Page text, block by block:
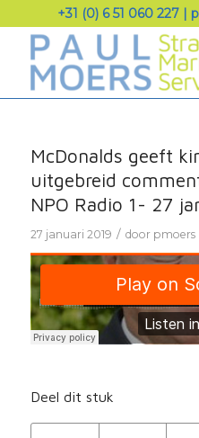
+31 (0) 6 51 060 227 |
McDonalds geeft
uitgebreid
NPO Radio 1- 27
27 januari 2019 / door pmoers
Deel dit stuk